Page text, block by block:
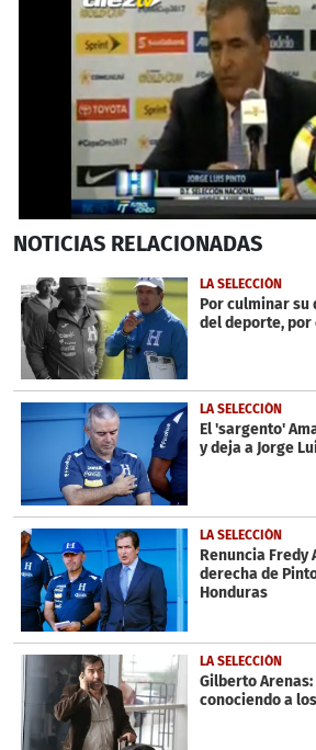
seconds
minutes,
24
seconds
NOTICIAS RELACIONADAS
LA SELECCIÓN
Por culminar su
del deporte, por
LA SELECCIÓN
El 'sargento'
y deja a Jorge
LA SELECCIÓN
Renuncia Fredy
derecha de
Honduras
LA SELECCIÓN
Gilberto
conociendo a